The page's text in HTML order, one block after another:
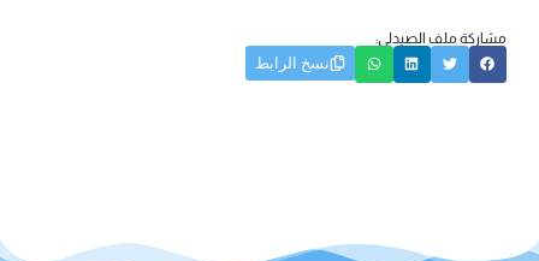
مشاركة ملف الصيدلي:
نسخ الرابط